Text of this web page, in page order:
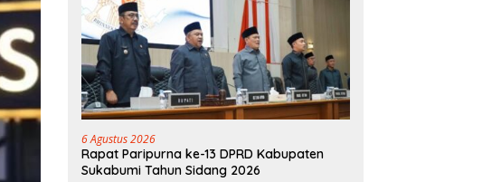
6 Agustus 2026
Rapat Paripurna ke-13 DPRD Kabupaten
Sukabumi Tahun Sidang 2026